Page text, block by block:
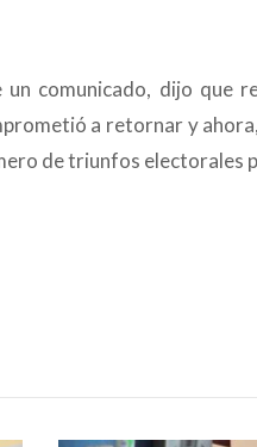
comunicado, dijo que
a retornar y
de triunfos electorales